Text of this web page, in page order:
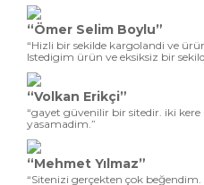
“Ömer Selim Boylu”
“Hizli bir sekilde kargolandi ve
Istedigim ürün ve eksiksiz bir
“Volkan Erikçi”
“gayet güvenilir bir sitedir. iki
yasamadim.”
“Mehmet Yılmaz”
“Sitenizi gerçekten çok beğendim.